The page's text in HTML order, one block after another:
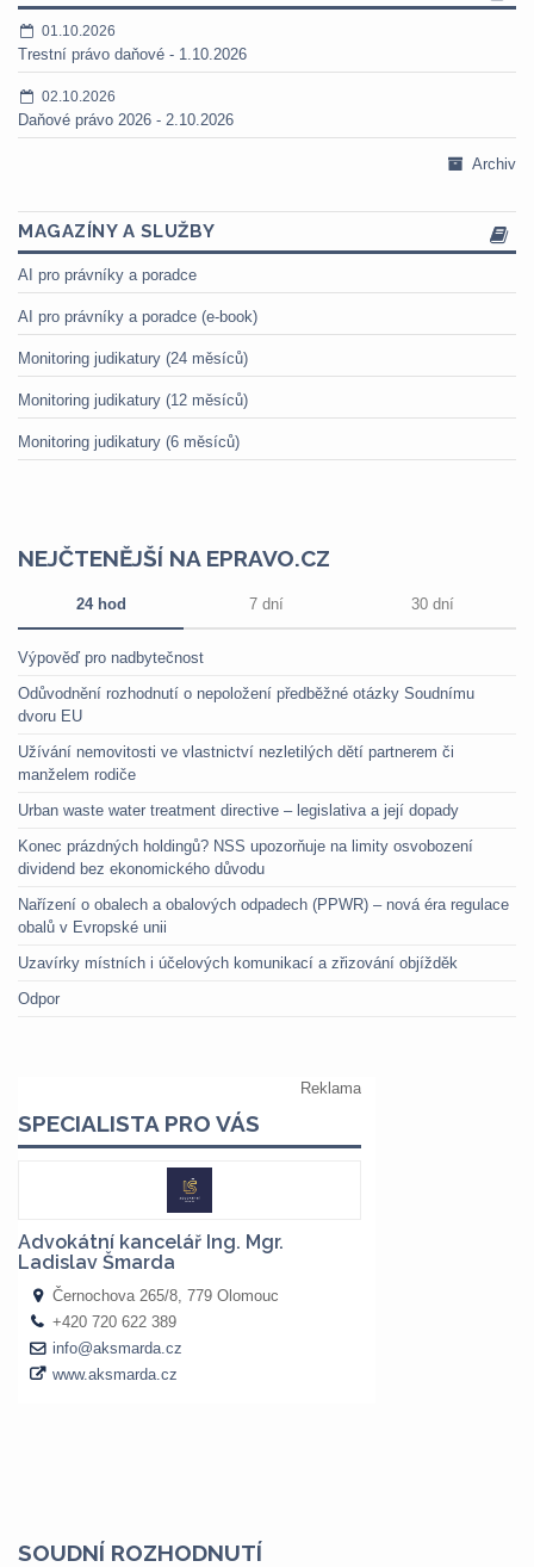
01.10.2026
Trestní právo daňové - 1.10.2026
02.10.2026
Daňové právo 2026 - 2.10.2026
Archiv
MAGAZÍNY A SLUŽBY
AI pro právníky a poradce
AI pro právníky a poradce (e-book)
Monitoring judikatury (24 měsíců)
Monitoring judikatury (12 měsíců)
Monitoring judikatury (6 měsíců)
NEJČTENĚJŠÍ NA EPRAVO.CZ
24 hod 7 dní 30 dní
Výpověď pro nadbytečnost
Odůvodnění rozhodnutí o nepoložení předběžné otázky Soudnímu
dvoru EU
Užívání nemovitosti ve vlastnictví nezletilých dětí partnerem či
manželem rodiče
Urban waste water treatment directive – legislativa a její dopady
Konec prázdných holdingů? NSS upozorňuje na limity osvobození
dividend bez ekonomického důvodu
Nařízení o obalech a obalových odpadech (PPWR) – nová éra regulace
obalů v Evropské unii
Uzavírky místních i účelových komunikací a zřizování objížděk
Odpor
SOUDNÍ ROZHODNUTÍ